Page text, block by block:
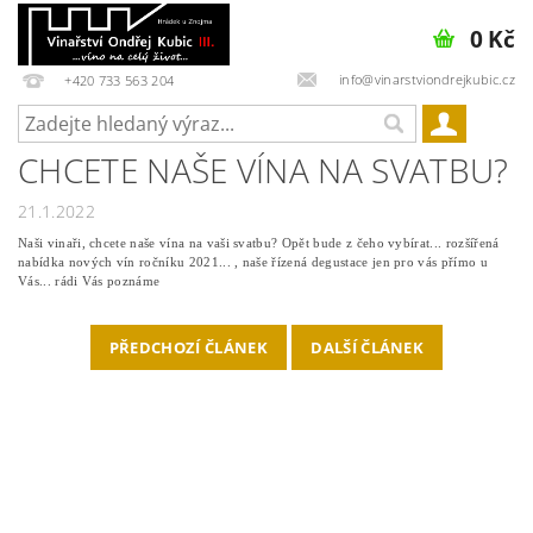
+420 733 563 204 info@vinarstviondrejkubic.cz
0 Kč
CHCETE NAŠE VÍNA NA SVATBU?
21.1.2022
Naši vinaři, chcete naše vína na vaši svatbu? Opět bude z čeho vybírat... rozšířená
nabídka nových vín ročníku 2021... , naše řízená degustace jen pro vás přímo u
Vás... rádi Vás poznáme
PŘEDCHOZÍ ČLÁNEK DALŠÍ ČLÁNEK